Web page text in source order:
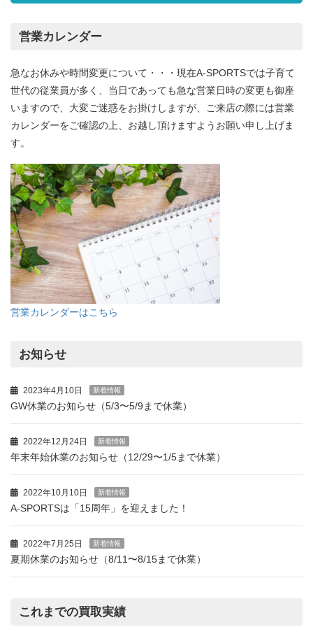
営業カレンダー
急なお休みや時間変更について・・・現在A-SPORTSでは子育て
世代の従業員が多く、当日であっても急な営業日時の変更も御座
いますので、大変ご迷惑をお掛けしますが、ご来店の際には営業
カレンダーをご確認の上、お越し頂けますようお願い申し上げま
す。
営業カレンダーはこちら
お知らせ
2023年4月10日 新着情報
GW休業のお知らせ（5/3〜5/9まで休業）
2022年12月24日 新着情報
年末年始休業のお知らせ（12/29〜1/5まで休業）
2022年10月10日 新着情報
A-SPORTSは「15周年」を迎えました！
2022年7月25日 新着情報
夏期休業のお知らせ（8/11〜8/15まで休業）
これまでの買取実績